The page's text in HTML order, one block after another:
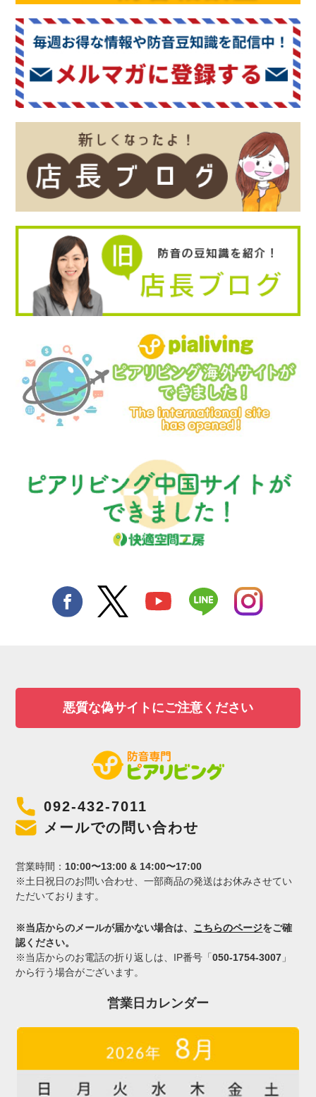
悪質な偽サイトにご注意ください
092-432-7011
メールでの問い合わせ
営業時間： 10:00〜13:00 & 14:00〜17:00
※土日祝日のお問い合わせ、一部商品の発送はお休みさせてい
ただいております。
※当店からのメールが届かない場合は、 こちらのページをご確
認ください。
※当店からのお電話の折り返しは、IP番号「050-1754-3007 」
から行う場合がございます。
営業日カレンダー